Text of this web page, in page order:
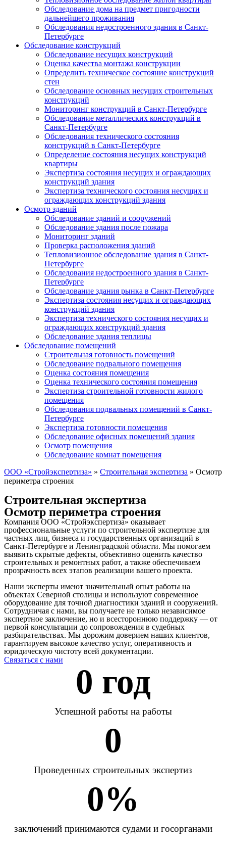
Обследование дома на предмет пригодности
дальнейшего проживания
Обследования недостроенного здания в Санкт-
Петербурге
Обследование конструкций
Обследование несущих конструкций
Оценка качества монтажа конструкции
Определить техническое состояние конструкций
стен
Обследование основных несущих строительных
конструкций
Мониторинг конструкций в Санкт-Петербурге
Обследование металлических конструкций в
Санкт-Петербурге
Обследования технического состояния
конструкций в Санкт-Петербурге
Определение состояния несущих конструкций
квартиры
Экспертиза состояния несущих и ограждающих
конструкций здания
Экспертиза технического состояния несущих и
ограждающих конструкций здания
Осмотр зданий
Обследование зданий и сооружений
Обследование здания после пожара
Мониторинг зданий
Проверка расположения зданий
Тепловизионное обследование здания в Санкт-
Петербурге
Обследования недостроенного здания в Санкт-
Петербурге
Обследование здания рынка в Санкт-Петербурге
Экспертиза состояния несущих и ограждающих
конструкций здания
Экспертиза технического состояния несущих и
ограждающих конструкций здания
Обследование здания теплицы
Обследование помещений
Строительная готовность помещений
Обследование подвального помещения
Оценка состояния помещения
Оценка технического состояния помещения
Экспертиза строительной готовности жилого
помещения
Обследования подвальных помещений в Санкт-
Петербурге
Экспертиза готовности помещения
Обследование офисных помещений здания
Осмотр помещения
Обследование комнат помещения
ООО «Стройэкспертиза» » Строительная экспертиза » Осмотр
периметра строения
Строительная экспертиза
Осмотр периметра строения
Компания ООО «Стройэкспертиза» оказывает
профессиональные услуги по строительной экспертизе для
частных лиц, бизнеса и государственных организаций в
Санкт-Петербурге и Ленинградской области. Мы помогаем
выявить скрытые дефекты, объективно оценить качество
строительных и ремонтных работ, а также обеспечиваем
прозрачность всех этапов реализации вашего проекта.
Наши эксперты имеют значительный опыт работы на
объектах Северной столицы и используют современное
оборудование для точной диагностики зданий и сооружений.
Сотрудничая с нами, вы получаете не только независимое
экспертное заключение, но и всестороннюю поддержку — от
первой консультации до сопровождения в судебных
разбирательствах. Мы дорожим доверием наших клиентов,
гарантируем высокое качество услуг, оперативность и
юридическую чистоту всей документации.
Связаться с нами
0 год
Успешной работы на работы
0
Проведенных строительных экспертиз
0%
заключений принимаются судами и госорганами